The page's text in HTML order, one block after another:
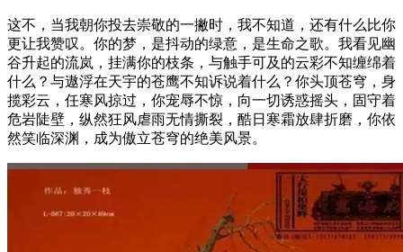
这不，当我朝你投去崇敬的一撇时，我不知道，还有什么比你
更让我赞叹。你的梦，是抖动的绿意，是生命之歌。我看见幽
谷升起的流岚，挂满你的枝条，与触手可及的云彩不知缠绵着
什么？与遨浮在天宇的苍鹰不知诉说着什么？你头顶苍穹，身
揽彩云，任寒风掠过，你宠辱不惊，向一切诱惑摇头，固守着
危岩陡壁，纵然狂风虐雨无情撕裂，酷日寒霜放肆折磨，你依
然笑临深渊，成为傲立苍穹的绝美风景。